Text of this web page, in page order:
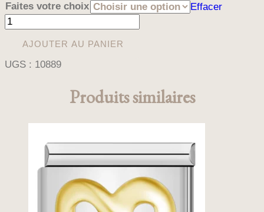
Faites votre choix
Effacer
quantité
de
WINGS
TRESSÉ
AJOUTER AU PANIER
UGS : 10889
Produits similaires